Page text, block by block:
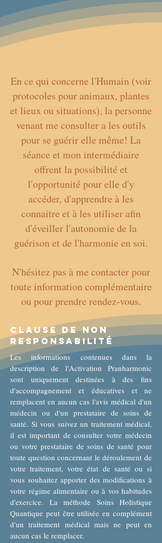
En ce qui concerne l'Humain (voir
protocoles pour animaux, plantes
et lieux ou situations), la personne
venant me consulter a les outils
pour se guérir elle même! La
séance et mon intermédiaire
offrent la possibilité et
l'opportunité pour elle d'y
accéder, d'apprendre à les
connaitre et à les utiliser afin
d'éveiller l'autonomie de la
guérison et de l'harmonie en soi.
N'hésitez pas à me contacter pour
toute information complémentaire
ou pour prendre rendez-vous.
Clause de non
responsabilité
Les informations contenues dans la
description de l'Activation Pranharmonic
sont uniquement destinées à des fins
d'accompagnement et éducatives et ne
remplacent en aucun cas l'avis médical d'un
médecin ou d'un prestataire de soins de
santé. Si vous suivez un traitement médical,
il est important de consulter votre médecin
ou votre prestataire de soins de santé pour
toute question concernant le déroulement de
votre traitement, votre état de santé ou si
vous souhaitez apporter des modifications à
votre régime alimentaire ou à vos habitudes
d'exercice. La méthode Soins Holistique
Quantique peut être utilisée en complément
d'un traitement médical mais ne peut en
aucun cas le remplacer.